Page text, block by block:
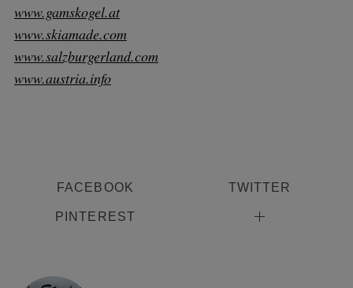
www.gamskogel.at
www.skiamade.com
www.salzburgerland.com
www.austria.info
FACEBOOK TWITTER
PINTEREST
S
e
o
: